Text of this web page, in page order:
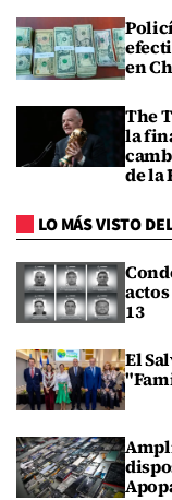
en
The
la
de la
LO MÁS VISTO
13
El